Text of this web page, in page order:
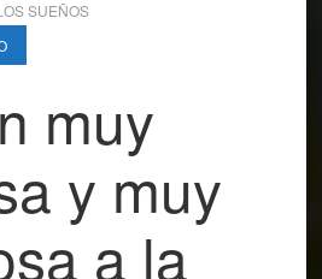
SUEÑOS
muy
y muy
a la